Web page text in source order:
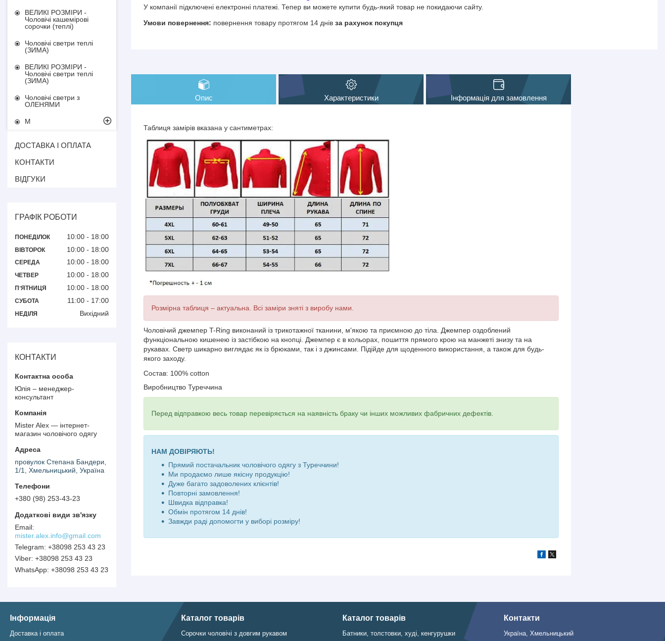
У компанії підключені електронні платежі. Тепер ви можете купити будь-який товар не покидаючи сайту.
повернення товару протягом 14 днів за рахунок покупця
Опис Характеристики Інформація для замовлення
Таблиця замірів вказана у сантиметрах:
Розмірна таблиця – актуальна. Всі заміри зняті з виробу нами.
Чоловічий джемпер T-Ring виконаний із трикотажної тканини, м'якою та приємною до тіла. Джемпер оздоблений
функціональною кишенею із застібкою на кнопці. Джемпер є в кольорах, пошиття прямого крою на манжеті знизу та на
рукавах. Светр шикарно виглядає як із брюками, так і з джинсами. Підійде для щоденного використання, а також для будь-
якого заходу.
Состав: 100% cotton
Виробництво Туреччина
Перед відправкою весь товар перевіряється на наявність браку чи інших можливих фабричних дефектів.
НАМ ДОВІРЯЮТЬ!
Прямий постачальник чоловічого одягу з Туреччини!
Ми продаємо лише якісну продукцію!
Дуже багато задоволених клієнтів!
Повторні замовлення!
Швидка відправка!
Обмін протягом 14 днів!
Завжди раді допомогти у виборі розміру!
ВЕЛИКІ РОЗМІРИ -
Чоловічі кашемірові
сорочки (теплі)
Чоловічі светри теплі
(ЗИМА)
ВЕЛИКІ РОЗМІРИ -
Чоловічі светри теплі
(ЗИМА)
Чоловічі светри з
ОЛЕНЯМИ
М
ДОСТАВКА І ОПЛАТА
КОНТАКТИ
ВІДГУКИ
ГРАФІК РОБОТИ
ПОНЕДІЛОК 10:00 18:00
ВІВТОРОК 10:00 18:00
СЕРЕДА 10:00 18:00
ЧЕТВЕР 10:00 18:00
ПʼЯТНИЦЯ 10:00 18:00
СУБОТА 11:00 17:00
НЕДІЛЯ Вихідний
КОНТАКТИ
Юлія – менеджер-
консультант
Mister Alex — інтернет-
магазин чоловічого одягу
провулок Степана Бандери,
1/1, Хмельницький, Україна
+380 (98) 253-43-23
mister.alex.info@gmail.com
+38098 253 43 23
+38098 253 43 23
+38098 253 43 23
Інформація
Доставка і оплата
Каталог товарів
Сорочки чоловічі з довгим рукавом
Каталог товарів
Батники, толстовки, худі, кенгурушки
Контакти
Україна, Хмельницький